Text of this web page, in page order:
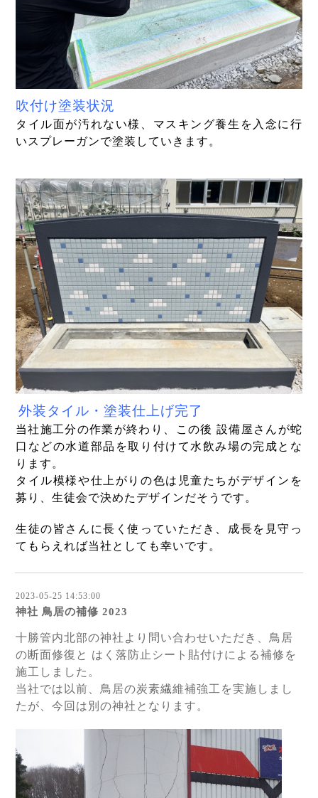
吹付け塗装状況
タイル面が汚れない様、マスキング養生を入念に行
いスプレーガンで塗装していきます。
外装タイル・塗装仕上げ完了
当社施工分の作業が終わり、この後 設備屋さんが蛇
口などの水道部品を取り付けて水飲み場の完成とな
ります。
タイル模様や仕上がりの色は児童たちがデザインを
募り、生徒会で決めたデザインだそうです。
生徒の皆さんに長く使っていただき、成長を見守っ
てもらえれば当社としても幸いです。
2023-05-25 14:53:00
神社 鳥居の補修 2023
十勝管内北部の神社より問い合わせいただき、鳥居
の断面修復と はく落防止シート貼付けによる補修を
施工しました。
当社では以前、鳥居の炭素繊維補強工を実施しまし
たが、今回は別の神社となります。